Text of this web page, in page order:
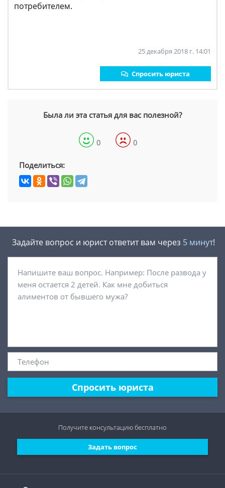
потребителем.
25 декабря 2018 г. 14:01
Спросить юриста
Была ли эта статья для вас полезной?
0 0
Поделиться:
Задайте вопрос и юрист ответит вам через 5 минут!
Спросить юриста
Задать вопрос
Получите консультациюбесплатно